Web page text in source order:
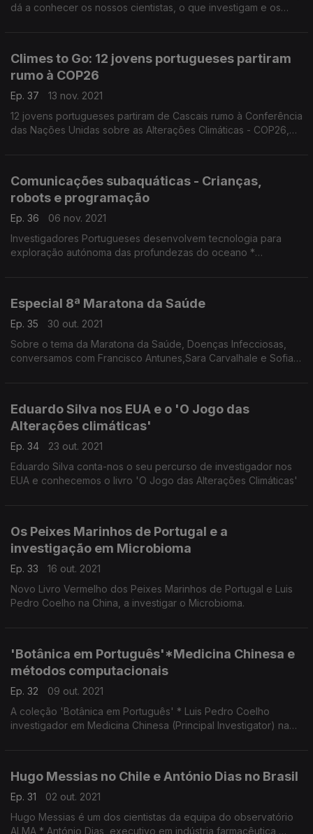
dá a conhecer os nossos cientistas, o que investigam e os
Climes to Go: 12 jovens portugueses partiram
rumo à COP26
Ep. 37
13 nov. 2021
12 jovens portugueses partiram de Cascais rumo à Conferência
das Nações Unidas sobre as Alterações Climáticas - COP26,
Comunicações subaquáticas - Crianças,
robots e programação
Ep. 36
06 nov. 2021
Investigadores Portugueses desenvolvem tecnologia para
exploração autónoma das profundezas do oceano *
Especial 8ª Maratona da Saúde
Ep. 35
30 out. 2021
Sobre o tema da Maratona da Saúde, Doenças Infecciosas,
conversamos com Francisco Antunes,Sara Carvalhale e Sofia
Eduardo Silva nos EUA e o 'O Jogo das
Alterações climáticas'
Ep. 34
23 out. 2021
Eduardo Silva conta-nos o seu percurso de investigador nos
EUA e conhecemos o livro 'O Jogo das Alterações Climáticas'
Os Peixes Marinhos de Portugal e a
investigação em Microbioma
Ep. 33
16 out. 2021
Novo Livro Vermelho dos Peixes Marinhos de Portugal e Luis
Pedro Coelho na China, a investigar o Microbioma.
'Botânica em Português'*Medicina Chinesa e
métodos computacionais
Ep. 32
09 out. 2021
A coleção 'Botânica em Português' * Luis Pedro Coelho
investigador em Medicina Chinesa (Principal Investigator) na
Hugo Messias no Chile e António Dias no Brasil
Ep. 31
02 out. 2021
Hugo Messias é um dos cientistas da equipa do observatório
ALMA * António Dias, executivo em indústria farmacêutica,